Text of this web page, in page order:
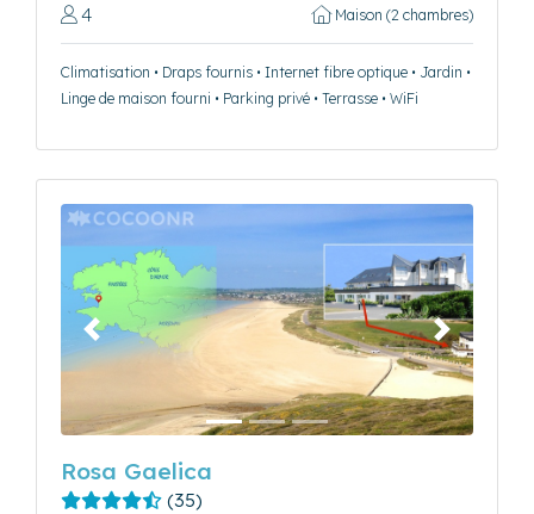
4 Maison (2 chambres)
Climatisation • Draps fournis • Internet fibre optique • Jardin •
Linge de maison fourni • Parking privé • Terrasse • WiFi
Précédent Suivant
Rosa Gaelica
(35)